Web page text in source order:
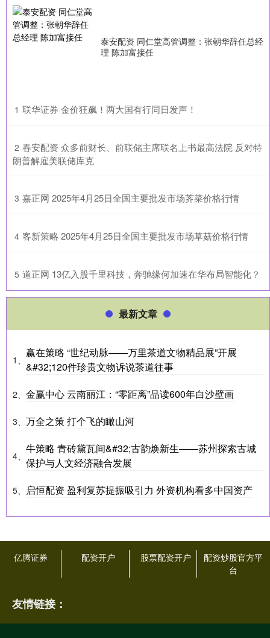
泰安配资 同仁堂高管调整：张朝华辞任总经
理 陈加富接任
1 ​联华证券 金价狂飙！两大国有行同日发声！
2 ​春安配资 众多前财长、前联储主席联名上书最高法院 反对特
朗普解雇美联储库克
3 ​嘉正网 2025年4月25日全国主要批发市场荠菜价格行情
4 ​客新策略 2025年4月25日全国主要批发市场草菇价格行情
5 ​道正网 13亿入股千里科技，奔驰缘何加速在华布局智能化？
最新文章
1、
赢在策略 “世纪动脉——万里茶道文物精品展”开展
&#32;120件珍贵文物诉说茶道往事
2、 金赢中心 云南丽江：“零距离”品读600年白沙壁画
3、 万全之策 打个飞的瞰山河
4、
牛策略 青砖黛瓦间&#32;古韵焕新生——苏州探索古城
保护与人文经济融合发展
5、 启恒配资 盈利复苏提振吸引力 外资机构看多中国资产
亿腾证券 配资开户 股票配资开户
配资炒股官方平
台
友情链接：